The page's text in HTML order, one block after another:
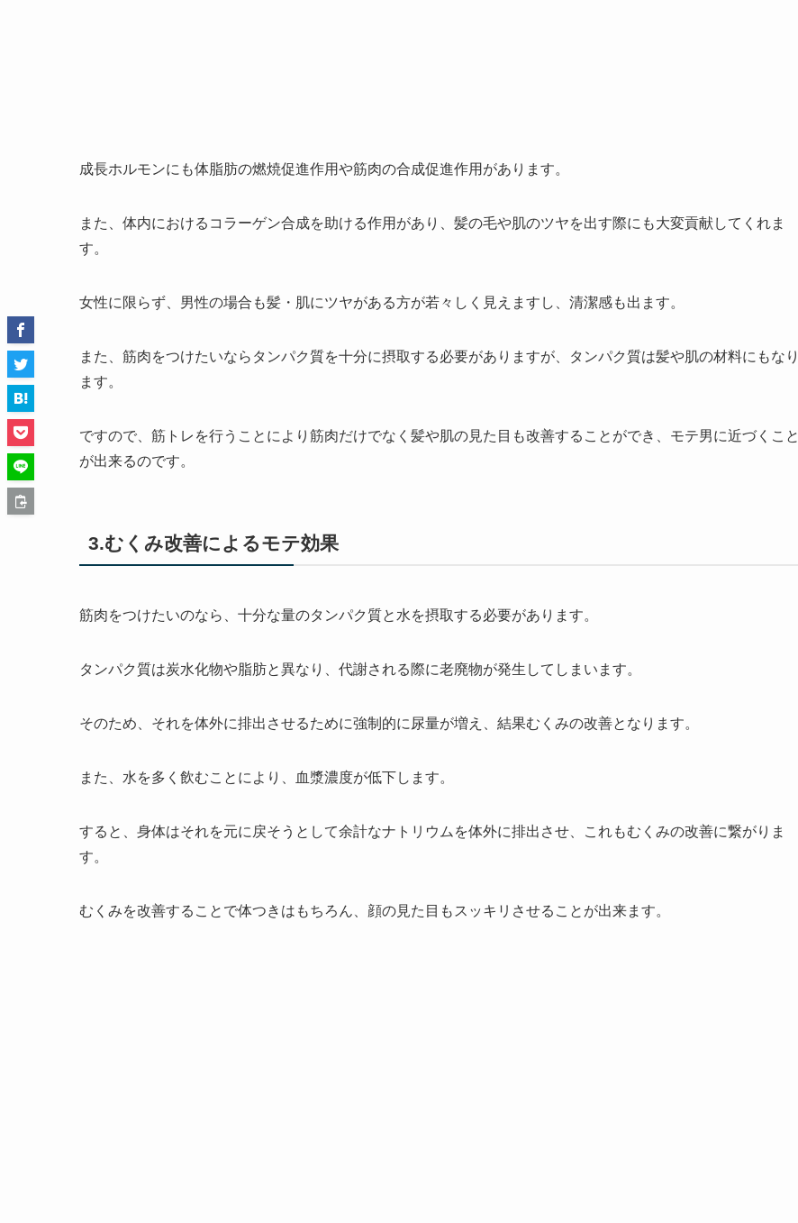
成長ホルモンにも体脂肪の燃焼促進作用や筋肉の合成促進作用があります。
また、体内におけるコラーゲン合成を助ける作用があり、髪の毛や肌のツヤを出す際にも大変貢献してくれま
す。
女性に限らず、男性の場合も髪・肌にツヤがある方が若々しく見えますし、清潔感も出ます。
また、筋肉をつけたいならタンパク質を十分に摂取する必要がありますが、タンパク質は髪や肌の材料にもなり
ます。
ですので、筋トレを行うことにより筋肉だけでなく髪や肌の見た目も改善することができ、モテ男に近づくこと
が出来るのです。
3.むくみ改善によるモテ効果
筋肉をつけたいのなら、十分な量のタンパク質と水を摂取する必要があります。
タンパク質は炭水化物や脂肪と異なり、代謝される際に老廃物が発生してしまいます。
そのため、それを体外に排出させるために強制的に尿量が増え、結果むくみの改善となります。
また、水を多く飲むことにより、血漿濃度が低下します。
すると、身体はそれを元に戻そうとして余計なナトリウムを体外に排出させ、これもむくみの改善に繋がりま
す。
むくみを改善することで体つきはもちろん、顔の見た目もスッキリさせることが出来ます。